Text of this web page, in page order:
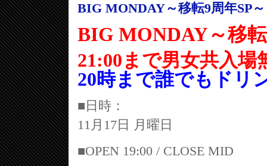
BIG MONDAY～移転9周年SP～
BIG MONDAY～移
21:00まで男女共入場
20時まで誰でもドリ
■日時：
11月17日 月曜日
■OPEN 19:00 / CLOSE MID